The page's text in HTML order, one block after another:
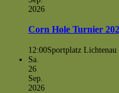
2026
Corn Hole Turnier
12:00Sportplatz
Sa.
26
Sep.
2026